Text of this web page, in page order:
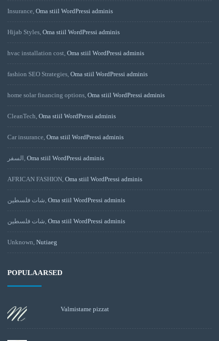
Insurance, Oma stiil WordPressi adminis
Hijab Styles, Oma stiil WordPressi adminis
hvac installation cost, Oma stiil WordPressi adminis
fashion SEO Strategies, Oma stiil WordPressi adminis
home solar financing options, Oma stiil WordPressi adminis
CleanTech, Oma stiil WordPressi adminis
Car insurance, Oma stiil WordPressi adminis
السفر , Oma stiil WordPressi adminis
AFRICAN FASHION, Oma stiil WordPressi adminis
شات فلسطين, Oma stiil WordPressi adminis
شات فلسطين, Oma stiil WordPressi adminis
Unknown, Nutiaeg
POPULAARSED
Valmistame pizzat